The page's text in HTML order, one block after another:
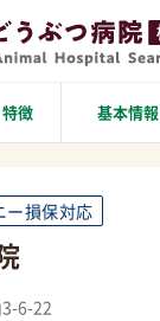
徴 基本情報
ー損保対応
6-22